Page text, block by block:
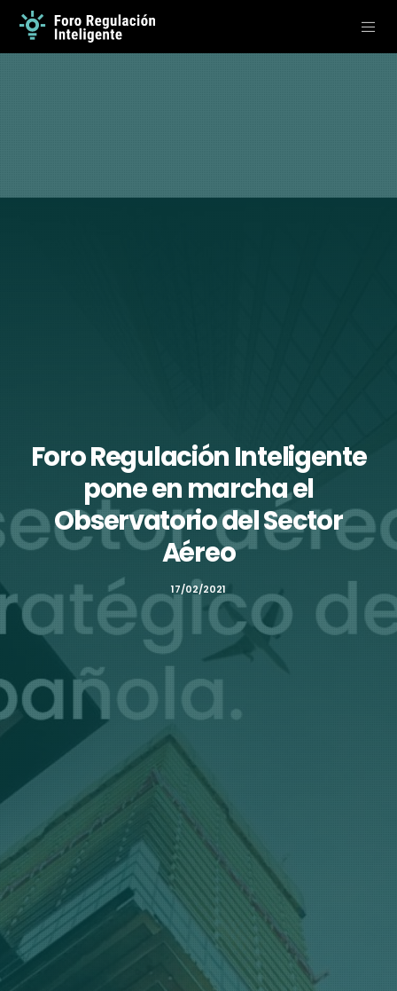
Foro Regulación Inteligente
pone en marcha el
Observatorio del Sector
Aéreo
17/02/2021